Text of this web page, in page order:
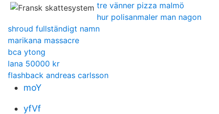
tre vänner pizza malmö
hur polisanmaler man nagon
shroud fullständigt namn
marikana massacre
bca ytong
lana 50000 kr
flashback andreas carlsson
moY
yfVf